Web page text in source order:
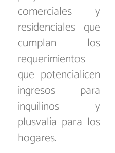
comerciales y
residenciales que
cumplan los
requerimientos
que potencialicen
ingresos para
inquilinos y
plusvalía para los
hogares.